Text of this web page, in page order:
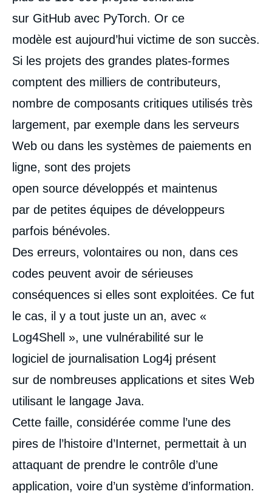
sur GitHub avec PyTorch. Or ce
modèle est aujourd’hui victime de son succès.
Si les projets des grandes plates-formes
comptent des milliers de contributeurs,
nombre de composants critiques utilisés très
largement, par exemple dans les serveurs
Web ou dans les systèmes de paiements en
ligne, sont des projets
open source développés et maintenus
par de petites équipes de développeurs
parfois bénévoles.
Des erreurs, volontaires ou non, dans ces
codes peuvent avoir de sérieuses
conséquences si elles sont exploitées. Ce fut
le cas, il y a tout juste un an, avec «
Log4Shell », une vulnérabilité sur le
logiciel de journalisation Log4j présent
sur de nombreuses applications et sites Web
utilisant le langage Java.
Cette faille, considérée comme l’une des
pires de l’histoire d’Internet, permettait à un
attaquant de prendre le contrôle d’une
application, voire d’un système d’information.